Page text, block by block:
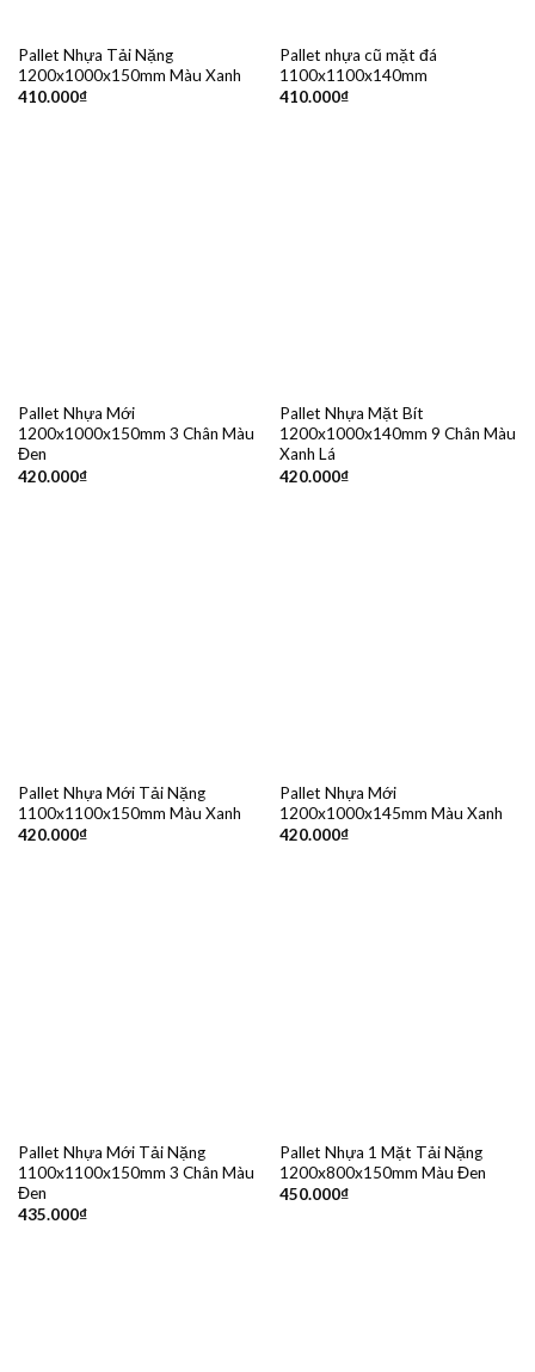
Pallet Nhựa Tải Nặng
1200x1000x150mm Màu Xanh
410.000₫
Pallet nhựa cũ mặt đá
1100x1100x140mm
410.000₫
Pallet Nhựa Mới
1200x1000x150mm 3 Chân Màu
Đen
420.000₫
Pallet Nhựa Mặt Bít
1200x1000x140mm 9 Chân Màu
Xanh Lá
420.000₫
Pallet Nhựa Mới Tải Nặng
1100x1100x150mm Màu Xanh
420.000₫
Pallet Nhựa Mới
1200x1000x145mm Màu Xanh
420.000₫
Pallet Nhựa Mới Tải Nặng
1100x1100x150mm 3 Chân Màu
Đen
435.000₫
Pallet Nhựa 1 Mặt Tải Nặng
1200x800x150mm Màu Đen
450.000₫